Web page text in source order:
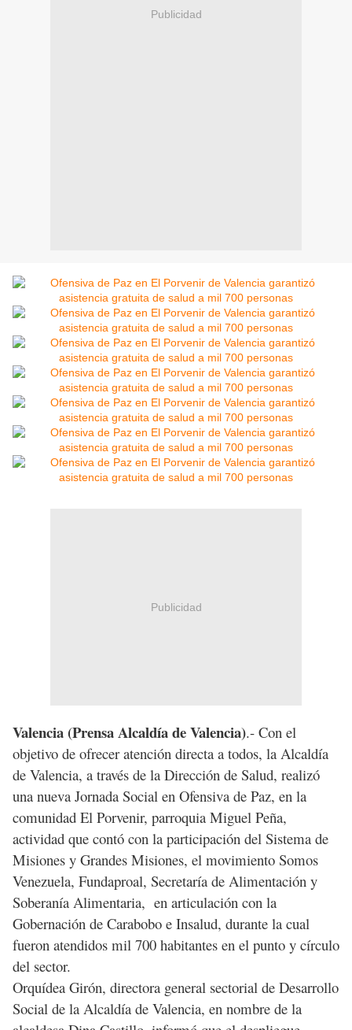
Publicidad
Publicidad
Valencia (Prensa Alcaldía de Valencia).- Con el
objetivo de ofrecer atención directa a todos, la Alcaldía
de Valencia, a través de la Dirección de Salud, realizó
una nueva Jornada Social en Ofensiva de Paz, en la
comunidad El Porvenir, parroquia Miguel Peña,
actividad que contó con la participación del Sistema de
Misiones y Grandes Misiones, el movimiento Somos
Venezuela, Fundaproal, Secretaría de Alimentación y
Soberanía Alimentaria, en articulación con la
Gobernación de Carabobo e Insalud, durante la cual
fueron atendidos mil 700 habitantes en el punto y círculo
del sector.
Orquídea Girón, directora general sectorial de Desarrollo
Social de la Alcaldía de Valencia, en nombre de la